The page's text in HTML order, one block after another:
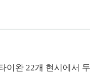
이완 22개 현시에서